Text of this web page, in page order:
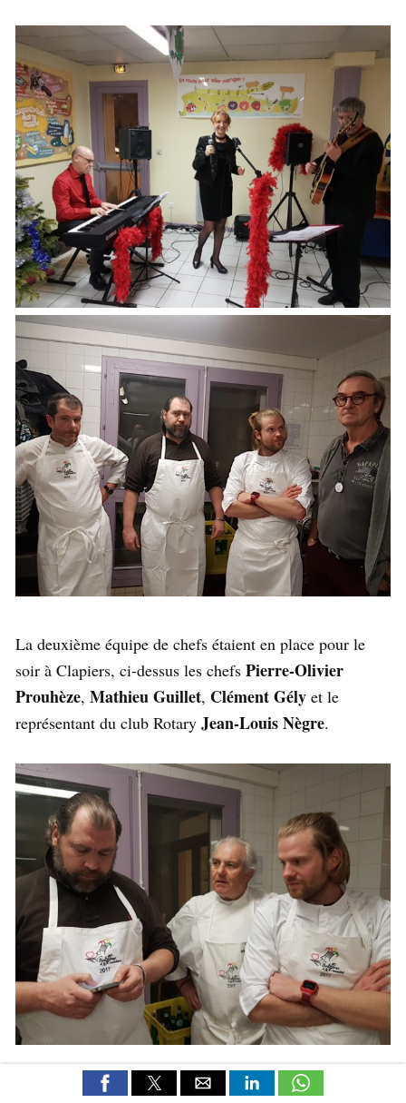
La deuxième équipe de chefs étaient en place pour le
soir à Clapiers, ci-dessus les chefs Pierre-Olivier
Prouhèze, Mathieu Guillet, Clément Gély et le
représentant du club Rotary Jean-Louis Nègre.
Au centre le chefGuy Prouhèzequi a organisé